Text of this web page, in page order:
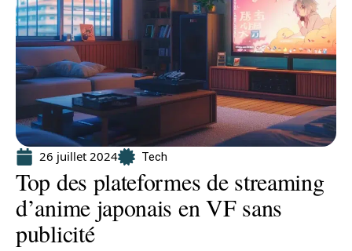
26 juillet 2024 Tech
Top des plateformes de streaming
d’anime japonais en VF sans
publicité